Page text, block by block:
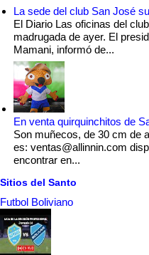
La sede del club San José
El Diario Las oficinas del
madrugada de ayer. El
Mamani, informó de...
En venta quirquinchitos de
Son muñecos, de 30 cm de
es: ventas@allinnin.com
encontrar en...
Sitios del Santo
Futbol Boliviano